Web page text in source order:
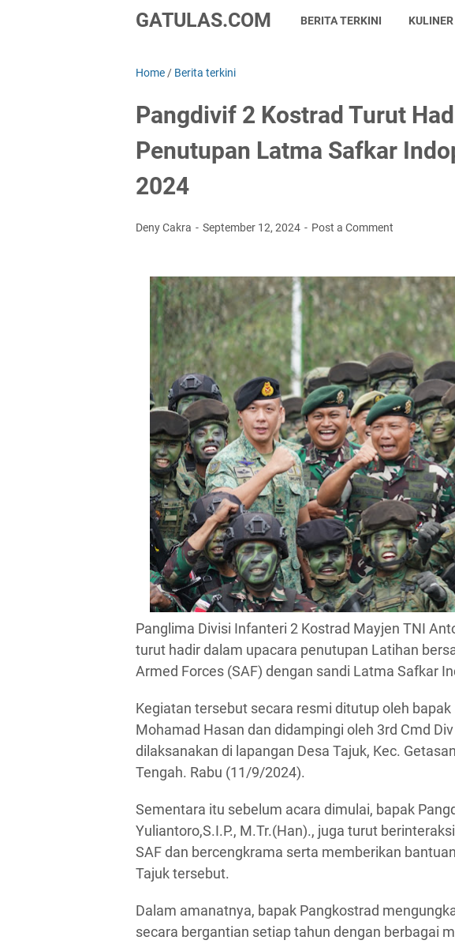
GATULAS.COM BERITA TERKINI KULINER
Home / Berita terkini
Pangdivif 2 Kostrad Turut
Penutupan Latma Safkar
2024
Deny Cakra September 12, 2024 Post a Comment
Panglima Divisi Infanteri 2 Kostrad Mayjen TNI
turut hadir dalam upacara penutupan Latihan
Armed Forces (SAF) dengan sandi Latma Safkar
Kegiatan tersebut secara resmi ditutup oleh
Mohamad Hasan dan didampingi oleh 3rd Cmd
dilaksanakan di lapangan Desa Tajuk, Kec.
Tengah. Rabu (11/9/2024).
Sementara itu sebelum acara dimulai, bapak
Yuliantoro,S.I.P., M.Tr.(Han)., juga turut
SAF dan bercengkrama serta memberikan
Tajuk tersebut.
Dalam amanatnya, bapak Pangkostrad
secara bergantian setiap tahun dengan berbagai